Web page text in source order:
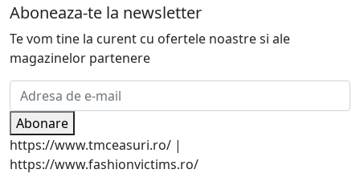
Aboneaza-te la newsletter
Te vom tine la curent cu ofertele noastre si ale
magazinelor partenere
Abonare
https://www.tmceasuri.ro/ |
https://www.fashionvictims.ro/